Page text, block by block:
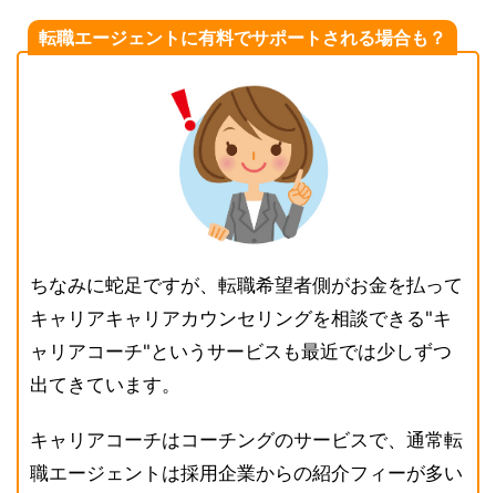
転職エージェントに有料でサポートされる場合も？
ちなみに蛇足ですが、転職希望者側がお金を払って
キャリアキャリアカウンセリングを相談できる"キ
ャリアコーチ"というサービスも最近では少しずつ
出てきています。
キャリアコーチはコーチングのサービスで、通常転
職エージェントは採用企業からの紹介フィーが多い